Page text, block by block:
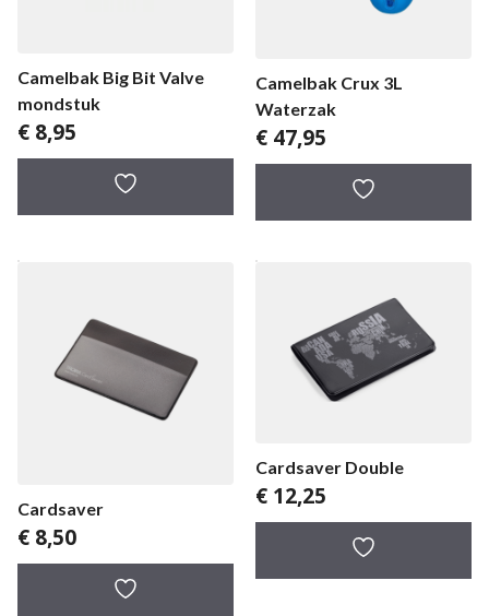
Camelbak Big Bit Valve
mondstuk
€ 8,95
Camelbak Crux 3L
Waterzak
€ 47,95
Cardsaver
€ 8,50
Cardsaver Double
€ 12,25